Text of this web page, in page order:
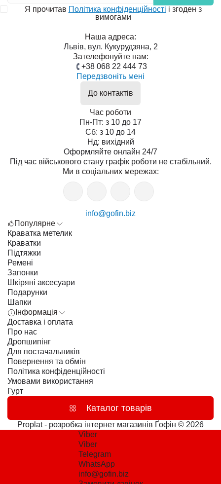
Я прочитав Політика конфіденційності і згоден з
вимогами
Наша адреса:
Львів, вул. Кукурудзяна, 2
Зателефонуйте нам:
+38 068 22 444 73
Передзвоніть мені
До контактів
Час роботи
Пн-Пт: з 10 до 17
Сб: з 10 до 14
Нд: вихідний
Оформляйте онлайн 24/7
Під час військового стану графік роботи не стабільний.
Ми в соціальних мережах:
info@gofin.biz
Популярне
Краватка метелик
Краватки
Підтяжки
Ремені
Запонки
Шкіряні аксесуари
Подарунки
Шапки
Інформація
Доставка і оплата
Про нас
Дропшипінг
Для постачальників
Повернення та обмін
Політика конфіденційності
Умовами використання
Гурт
Каталог товарів
Proplat - розробка інтернет магазинів Ґофін © 2026
Viber
Viber
Telegram
WhatsApp
info@gofin.biz